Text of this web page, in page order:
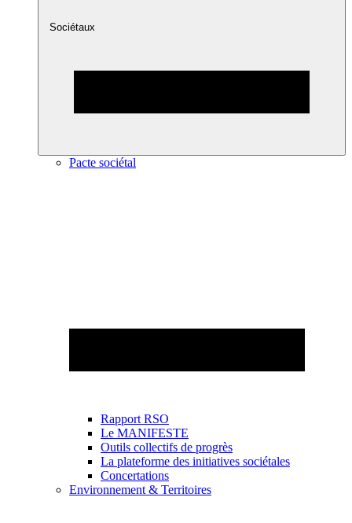
Sociétaux
Pacte sociétal
Rapport RSO
Le MANIFESTE
Outils collectifs de progrès
La plateforme des initiatives sociétales
Concertations
Environnement & Territoires